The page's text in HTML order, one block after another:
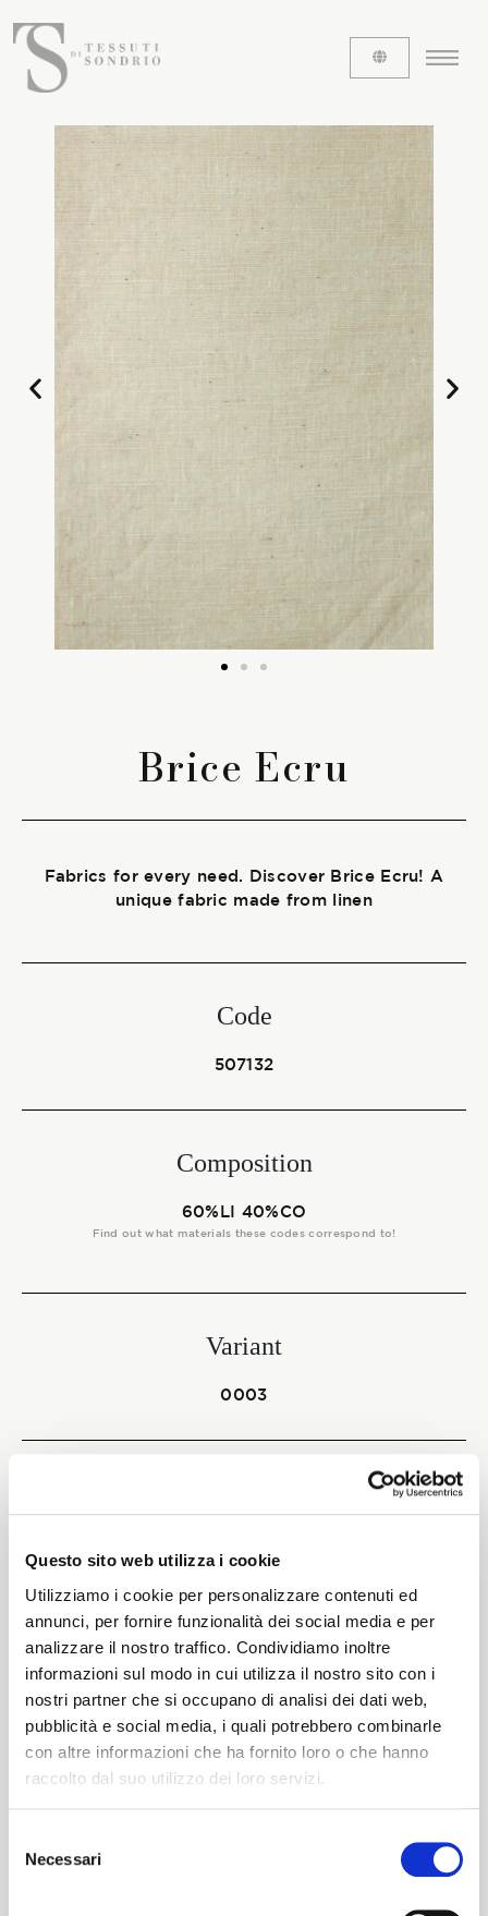
Questo sito web utilizza i cookie
Utilizziamo i cookie per personalizzare contenuti ed
annunci, per fornire funzionalità dei social media e per
analizzare il nostro traffico. Condividiamo inoltre
informazioni sul modo in cui utilizza il nostro sito con i
nostri partner che si occupano di analisi dei dati web,
pubblicità e social media, i quali potrebbero combinarle
con altre informazioni che ha fornito loro o che hanno
raccolto dal suo utilizzo dei loro servizi.
delNecessari
Brice Ecru
Fabrics for every need. Discover Brice Ecru! A
unique fabric made from linen
Code
507132
Composition
60%LI 40%CO
Find out what materials these codes correspond to!
Variant
0003
Height
152/156 CM
Washing instructions
The labels
Our history
Work with us
Share our fabrics
THE FABRICS
The season Fall/Winter
The season Spring/Summer
bunch
SUSTAINABILITY
UpCycle